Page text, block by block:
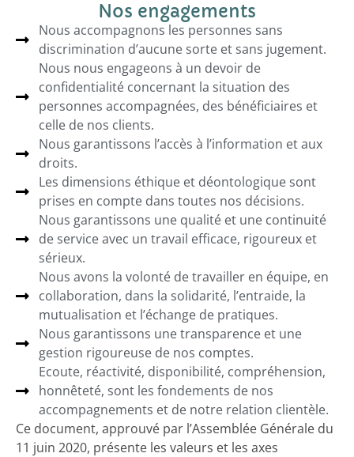
Nos engagements
Nous accompagnons les personnes sans
discrimination d’aucune sorte et sans jugement.
Nous nous engageons à un devoir de
confidentialité concernant la situation des
personnes accompagnées, des bénéficiaires et
celle de nos clients.
Nous garantissons l’accès à l’information et aux
droits.
Les dimensions éthique et déontologique sont
prises en compte dans toutes nos décisions.
Nous garantissons une qualité et une continuité
de service avec un travail efficace, rigoureux et
sérieux.
Nous avons la volonté de travailler en équipe, en
collaboration, dans la solidarité, l’entraide, la
mutualisation et l’échange de pratiques.
Nous garantissons une transparence et une
gestion rigoureuse de nos comptes.
Ecoute, réactivité, disponibilité, compréhension,
honnêteté, sont les fondements de nos
accompagnements et de notre relation clientèle.
Ce document, approuvé par l’Assemblée Générale du
11 juin 2020, présente les valeurs et les axes